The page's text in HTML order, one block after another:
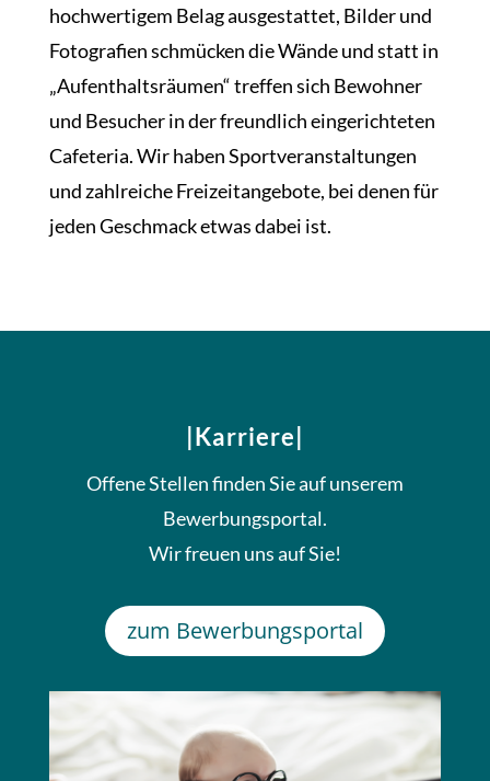
hochwertigem Belag ausgestattet, Bilder und
Fotografien schmücken die Wände und statt in
„Aufenthaltsräumen“ treffen sich Bewohner
und Besucher in der freundlich eingerichteten
Cafeteria. Wir haben Sportveranstaltungen
und zahlreiche Freizeitangebote, bei denen für
jeden Geschmack etwas dabei ist.
|Karriere|
Offene Stellen finden Sie auf unserem
Bewerbungsportal.
Wir freuen uns auf Sie!
zum Bewerbungsportal